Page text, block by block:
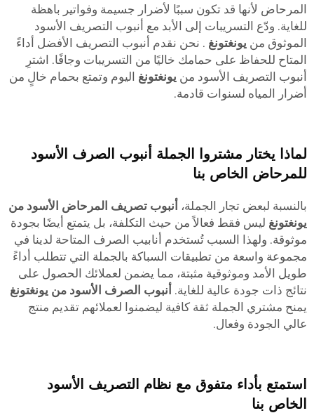
المرحاض لأنها قد تكون سببًا لأضرار جسيمة وفواتير باهظة
للغاية. ودّع التسريبات إلى الأبد مع أنبوب التصريف الأسود
الموثوق من يونغتونغ . نحن نقدم أنبوب التصريف الأفضل أداءً
المتاح للحفاظ على حمامك خاليًا من التسريبات وجافًا. اشترِ
أنبوب التصريف الأسود من يونغتونغ اليوم وتمتع بحمام خالٍ من
أضرار المياه لسنوات قادمة.
لماذا يختار مشتروا الجملة أنبوب الصرف الأسود
للمرحاض الخاص بنا
بالنسبة لبعض تجار الجملة، أنبوب تصريف المرحاض الأسود من
يونغتونغ ليس فقط فعالاً من حيث التكلفة، بل يتمتع أيضًا بجودة
موثوقة. ولهذا السبب تُستخدم أنابيب الصرف المتاحة لدينا في
مجموعة واسعة من تطبيقات السباكة بالجملة التي تتطلب أداءً
طويل الأمد وموثوقية مثبتة، مما يضمن لعملائك الحصول على
نتائج ذات جودة عالية للغاية. أنبوب الصرف الأسود من يونغتونغ
يمنح مشتري الجملة ثقة كافية ليضمنوا لعملائهم تقديم منتج
عالي الجودة وفعال.
استمتع بأداء متفوق مع نظام التصريف الأسود
الخاص بنا